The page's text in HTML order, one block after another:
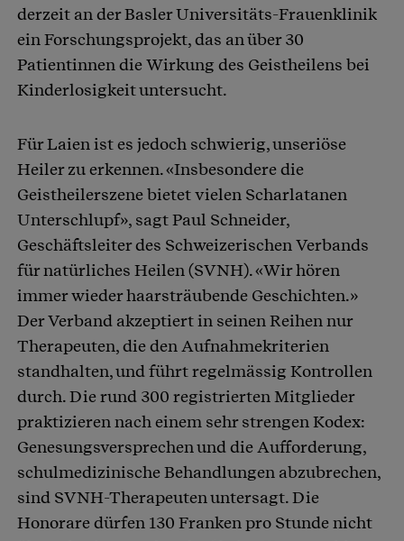
derzeit an der Basler Universitäts-Frauenklinik
ein Forschungsprojekt, das an über 30
Patientinnen die Wirkung des Geistheilens bei
Kinderlosigkeit untersucht.
Für Laien ist es jedoch schwierig, unseriöse
Heiler zu erkennen. «Insbesondere die
Geistheilerszene bietet vielen Scharlatanen
Unterschlupf», sagt Paul Schneider,
Geschäftsleiter des Schweizerischen Verbands
für natürliches Heilen (SVNH). «Wir hören
immer wieder haarsträubende Geschichten.»
Der Verband akzeptiert in seinen Reihen nur
Therapeuten, die den Aufnahmekriterien
standhalten, und führt regelmässig Kontrollen
durch. Die rund 300 registrierten Mitglieder
praktizieren nach einem sehr strengen Kodex:
Genesungsversprechen und die Aufforderung,
schulmedizinische Behandlungen abzubrechen,
sind SVNH-Therapeuten untersagt. Die
Honorare dürfen 130 Franken pro Stunde nicht